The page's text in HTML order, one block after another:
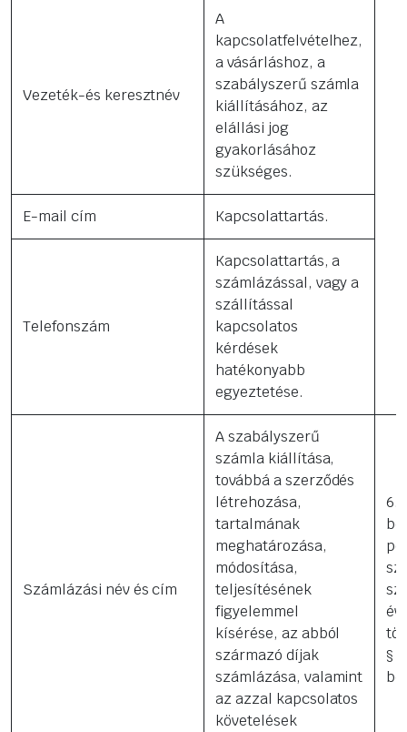
Vezeték-és keresztnév
A
kapcsolatfelvételhez,
a vásárláshoz, a
szabályszerű számla
kiállításához, az
elállási jog
gyakorlásához
szükséges.
E-mail cím Kapcsolattartás.
Telefonszám
Kapcsolattartás, a
számlázással, vagy a
szállítással
kapcsolatos
kérdések
hatékonyabb
egyeztetése.
Számlázási név és cím
A szabályszerű
számla kiállítása,
továbbá a szerződés
létrehozása,
tartalmának
meghatározása,
módosítása,
teljesítésének
figyelemmel
kísérése, az abból
származó díjak
számlázása, valamint
az azzal kapcsolatos
követelések
6.
§